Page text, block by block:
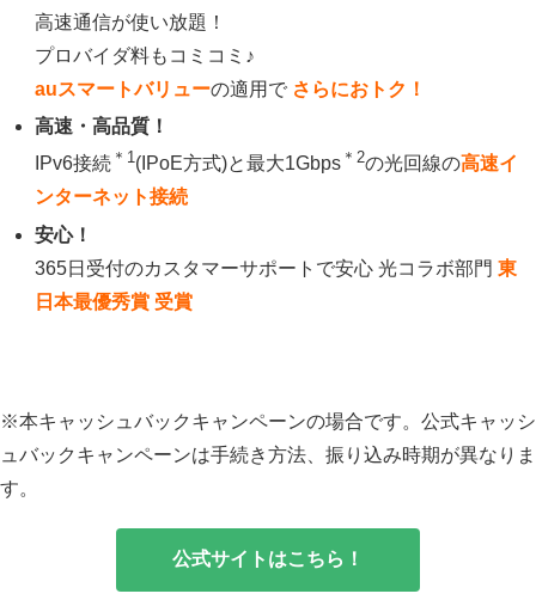
高速通信が使い放題！
プロバイダ料もコミコミ♪
auスマートバリューの適用で さらにおトク！
高速・高品質！
IPv6接続 ＊1(IPoE方式)と最大1Gbps ＊2の光回線の高速イ
ンターネット接続
安心！
365日受付のカスタマーサポートで安心 光コラボ部門東
日本最優秀賞 受賞
※本キャッシュバックキャンペーンの場合です。公式キャッシ
ュバックキャンペーンは手続き方法、振り込み時期が異なりま
す。
公式サイトはこちら！